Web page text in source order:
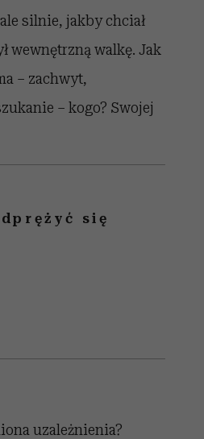
silnie, jakby chciał
wewnętrzną walkę. Jak
– zachwyt,
– kogo? Swojej
się
uzależnienia?